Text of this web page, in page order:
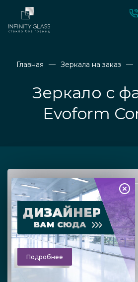
Главная Зеркала на заказ
Зеркало с
Evoform
ДИЗАЙНЕР
ВАМ СЮДА
Подробнее